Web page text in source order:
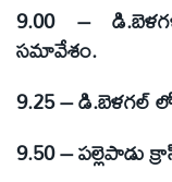
9.00 –
సమావేశం.
9.25 –
9.50 – పల్లెపాడు